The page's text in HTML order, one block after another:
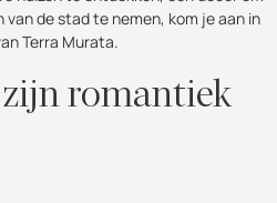
de stad te nemen, kom je aan in
Terra Murata.
zijn romantiek